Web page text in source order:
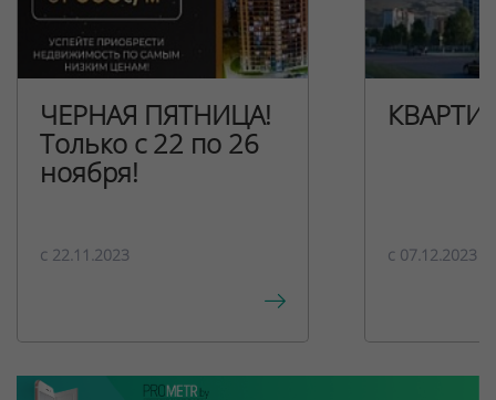
ЧЕРНАЯ ПЯТНИЦА!
Только с 22 по 26
ноября!
c 22.11.2023 c 07.12.2023